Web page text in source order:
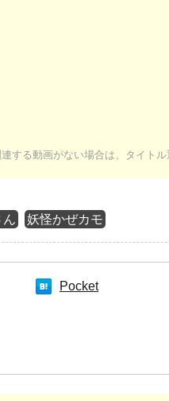
する動画がない場合は、タイト
ん 妖怪かぜカモ
Pocket